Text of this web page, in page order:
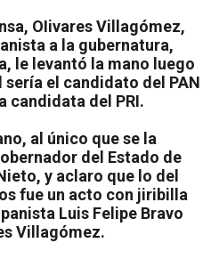
OIivares Villagómez,
a la gubernatura,
le levantó la mano luego
el candidato del PAN
candidata del PRI.
al único que se la
del Estado de
y aclaro que lo del
fue un acto con jiribilla
Luis Felipe Bravo
Villagómez.